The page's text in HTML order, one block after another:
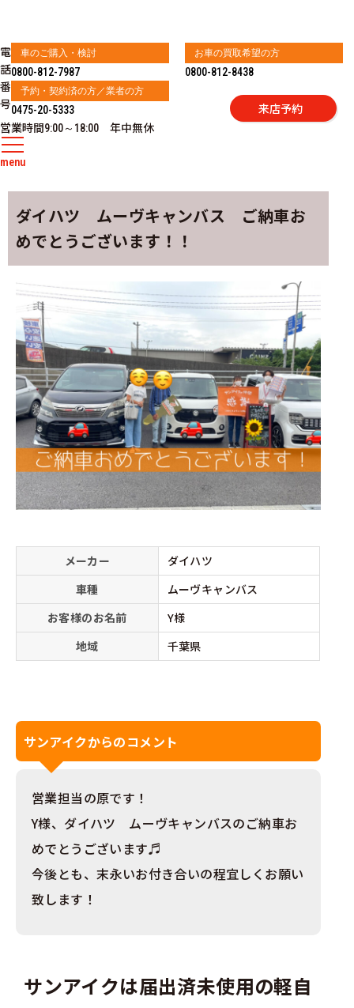
電
話
番
号
車のご購入・検討
0800-812-7987
お車の買取希望の方
0800-812-8438
予約・契約済の方／業者の方
0475-20-5333
営業時間9:00～18:00 年中無休
来店予約
menu
ダイハツ ムーヴキャンバス ご納車お
めでとうございます！！
メーカー
ダイハツ
車種
ムーヴキャンバス
お客様のお名前
Y様
地域
千葉県
サンアイクからのコメント
営業担当の原です！
Y様、ダイハツ ムーヴキャンバスのご納車お
めでとうございます♬
今後とも、末永いお付き合いの程宜しくお願い
致します！
サンアイクは届出済未使用の軽自